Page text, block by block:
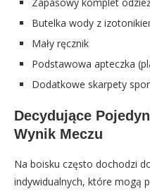
Butelka wody z
Mały ręcznik
Podstawowa apteczka
Dodatkowe skarpety
Decydujące
Wynik Meczu
Na boisku często dochodzi
indywidualnych, które mogą